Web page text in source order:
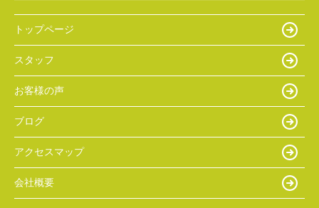
トップページ
スタッフ
お客様の声
ブログ
アクセスマップ
会社概要